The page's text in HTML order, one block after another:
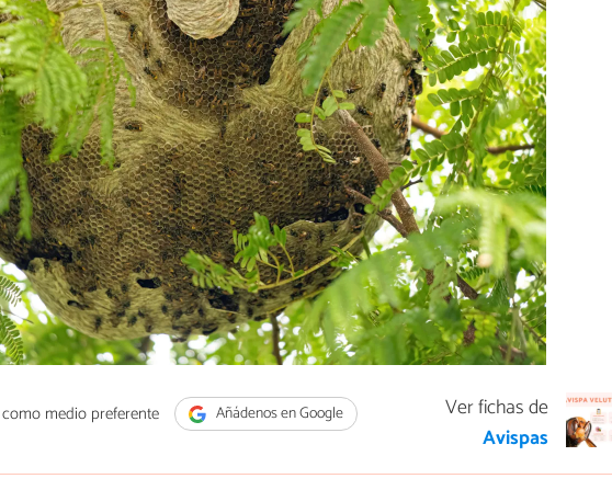
medio preferente Añádenos en Google
Ver fichas de
Avispas